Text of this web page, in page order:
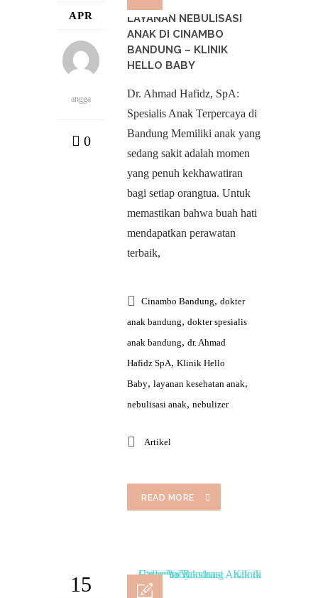
APR
angga
0
LAYANAN NEBULISASI
ANAK DI CINAMBO
BANDUNG – KLINIK
HELLO BABY
Dr. Ahmad Hafidz, SpA:
Spesialis Anak Terpercaya di
Bandung Memiliki anak yang
sedang sakit adalah momen
yang penuh kekhawatiran
bagi setiap orangtua. Untuk
memastikan bahwa buah hati
mendapatkan perawatan
terbaik,
Cinambo Bandung, dokter
anak bandung, dokter spesialis
anak bandung, dr. Ahmad
Hafidz SpA, Klinik Hello
Baby, layanan kesehatan anak,
nebulisasi anak, nebulizer
Artikel
READ MORE
15